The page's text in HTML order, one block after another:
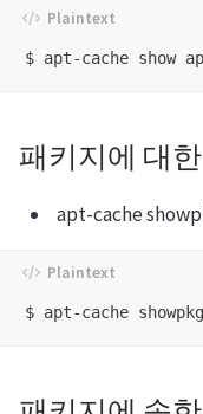
패키지에 대
apt-cache